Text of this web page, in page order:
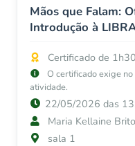
Mãos que Falam:
Introdução à
Certificado de
O certificado exige
atividade.
22/05/2026 das
Maria Kellaine
sala 1